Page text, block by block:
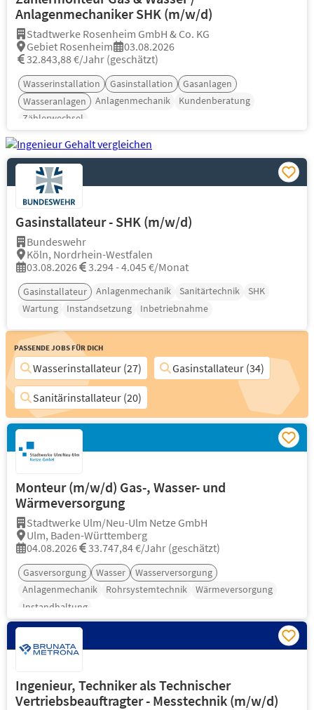
Anlagenmechaniker SHK (m/w/d)
Stadtwerke Rosenheim GmbH & Co. KG
Gebiet Rosenheim
03.08.2026
32.843,88 €/Jahr (geschätzt)
Wasserinstallation Gasinstallation
Gasanlagen
Wasseranlagen
Anlagenmechanik
Kundenberatung
Zählerwechsel
Gasinstallateur - SHK (m/w/d)
Bundeswehr
Köln, Nordrhein-Westfalen
03.08.2026
3.294 - 4.045 €/Monat
Gasinstallateur Anlagenmechanik Sanitärtechnik
SHK
Wartung
Instandsetzung Inbetriebnahme
Passende Jobs für Dich
Wasserinstallateur (27)
Gasinstallateur (34)
Sanitärinstallateur (20)
Monteur (m/w/d) Gas-, Wasser- und
Wärmeversorgung
Stadtwerke Ulm/Neu-Ulm Netze GmbH
Ulm, Baden-Württemberg
04.08.2026
33.747,84 €/Jahr (geschätzt)
Gasversorgung Wasser
Wasserversorgung
Anlagenmechanik
Rohrsystemtechnik
Wärmeversorgung
Instandhaltung
Ingenieur, Techniker als Technischer
Vertriebsbeauftragter - Messtechnik (m/w/d)